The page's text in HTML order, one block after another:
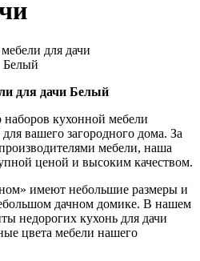
для дачи Белый
кухонной мебели
вашего загородного дома. За
мебели, наша
ценой и высоким качеством.
имеют небольшие размеры и
дачном домике. В нашем
недорогих кухонь для дачи
цвета мебели нашего